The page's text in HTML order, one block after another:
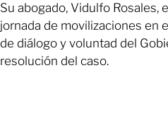
Su abogado, Vidulfo Rosales,
jornada de movilizaciones en
de diálogo y voluntad del
resolución del caso.